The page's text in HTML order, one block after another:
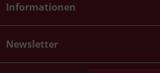
Informationen
Newsletter